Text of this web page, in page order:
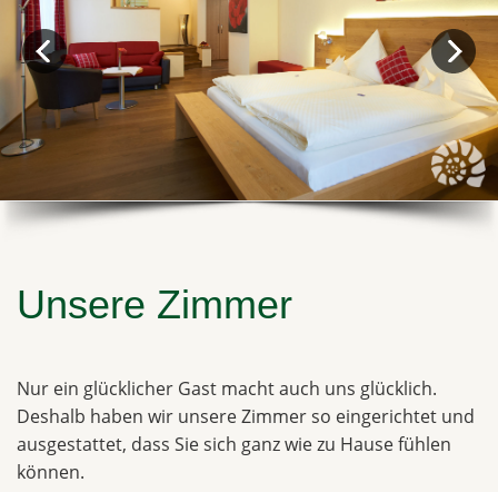
Unsere Zimmer
Nur ein glücklicher Gast macht auch uns glücklich.
Deshalb haben wir unsere Zimmer so eingerichtet und
ausgestattet, dass Sie sich ganz wie zu Hause fühlen
können.